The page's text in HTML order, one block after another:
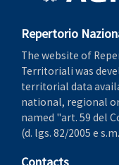
Repertorio
The website of
Territoriali was
territorial data
national, regional
named "art. 59 del
(d. lgs. 82/2005 e